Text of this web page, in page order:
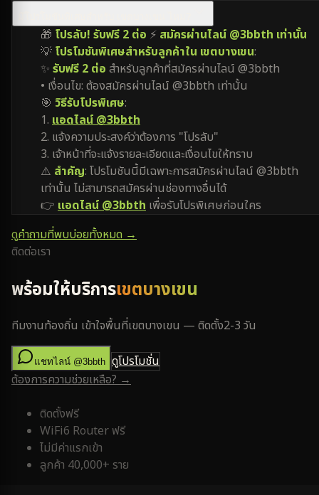
🎁 โปรลับ! รับฟรี 2 ต่อ ⚡ สมัครผ่านไลน์ @3bbth เท่านั้น
💡 โปรโมชันพิเศษสำหรับลูกค้าใน เขตบางเขน:
✨ รับฟรี 2 ต่อ สำหรับลูกค้าที่สมัครผ่านไลน์ @3bbth
• เงื่อนไข: ต้องสมัครผ่านไลน์ @3bbth เท่านั้น
🎯 วิธีรับโปรพิเศษ:
1. แอดไลน์ @3bbth
2. แจ้งความประสงค์ว่าต้องการ "โปรลับ"
3. เจ้าหน้าที่จะแจ้งรายละเอียดและเงื่อนไขให้ทราบ
⚠️ สำคัญ: โปรโมชันนี้มีเฉพาะการสมัครผ่านไลน์ @3bbth
เท่านั้น ไม่สามารถสมัครผ่านช่องทางอื่นได้
👉 แอดไลน์ @3bbth เพื่อรับโปรพิเศษก่อนใคร
ดูคำถามที่พบบ่อยทั้งหมด →
ติดต่อเรา
พร้อมให้บริการเขตบางเขน
ทีมงานท้องถิ่น เข้าใจพื้นที่เขตบางเขน — ติดตั้ง2-3 วัน
แชทไลน์ @3bbth ดูโปรโมชั่น
ต้องการความช่วยเหลือ? →
ติดตั้งฟรี
WiFi6 Router ฟรี
ไม่มีค่าแรกเข้า
ลูกค้า 40,000+ ราย